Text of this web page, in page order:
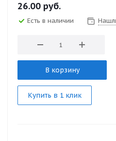
26.00 руб.
Есть в наличии
В корзину
Купить в 1 клик